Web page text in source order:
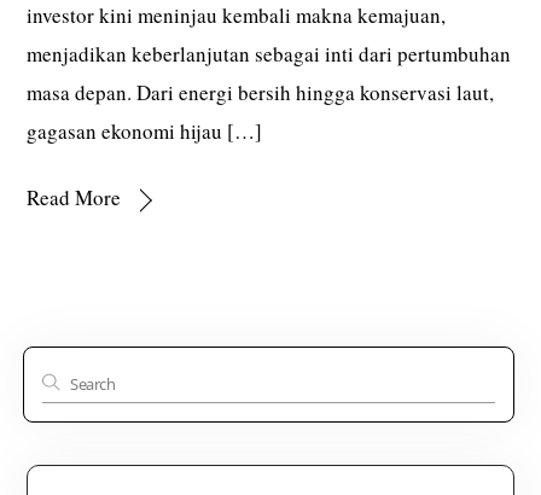
investor kini meninjau kembali makna kemajuan,
menjadikan keberlanjutan sebagai inti dari pertumbuhan
masa depan. Dari energi bersih hingga konservasi laut,
gagasan ekonomi hijau […]
Read More